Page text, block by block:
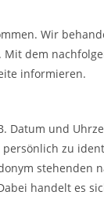
Wir
dem
informieren.
und
zu
handelt es